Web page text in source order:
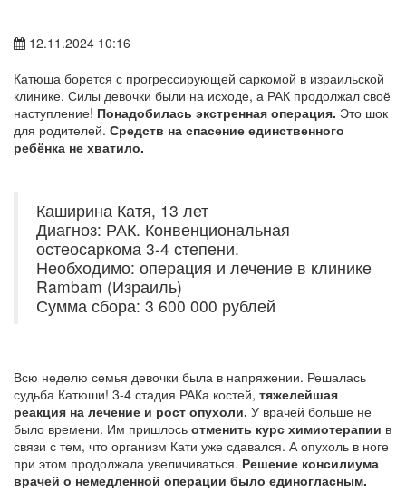
12.11.2024 10:16
Катюша борется с прогрессирующей саркомой в израильской
клинике. Силы девочки были на исходе, а РАК продолжал своё
наступление! Понадобилась экстренная операция. Это шок
для родителей. Средств на спасение единственного
ребёнка не хватило.
Каширина Катя, 13 лет
Диагноз: РАК. Конвенциональная
остеосаркома 3-4 степени.
Необходимо: операция и лечение в клинике
Rambam (Израиль)
Сумма сбора: 3 600 000 рублей
Всю неделю семья девочки была в напряжении. Решалась
судьба Катюши! 3-4 стадия РАКа костей, тяжелейшая
реакция на лечение и рост опухоли. У врачей больше не
было времени. Им пришлось отменить курс химиотерапии в
связи с тем, что организм Кати уже сдавался. А опухоль в ноге
при этом продолжала увеличиваться. Решение консилиума
врачей о немедленной операции было единогласным.